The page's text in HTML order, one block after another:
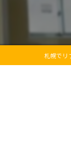
札幌でリ